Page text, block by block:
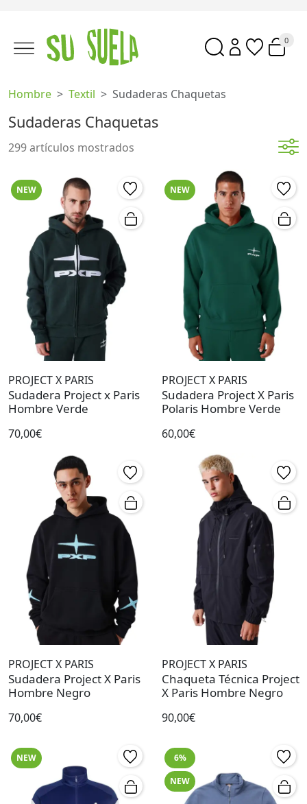
0
Hombre Textil Sudaderas Chaquetas
Sudaderas Chaquetas
299 artículos mostrados
NEW
PROJECT X PARIS
Sudadera Project x Paris
Hombre Verde
70,00€
NEW
PROJECT X PARIS
Sudadera Project X Paris
Polaris Hombre Verde
60,00€
PROJECT X PARIS
Sudadera Project X Paris
Hombre Negro
70,00€
PROJECT X PARIS
Chaqueta Técnica Project
X Paris Hombre Negro
90,00€
NEW
6%
NEW